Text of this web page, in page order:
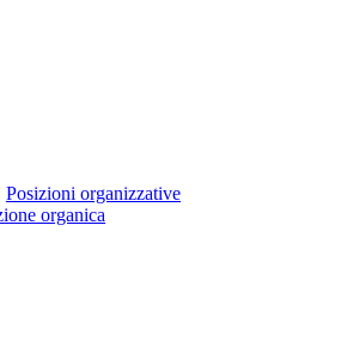
Posizioni organizzative
organica